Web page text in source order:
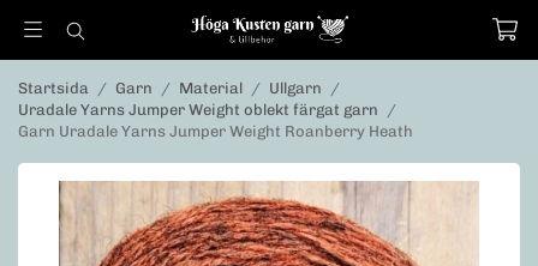
Startsida / Garn / Material / Ullgarn /
Uradale Yarns Jumper Weight oblekt färgat garn /
Garn Uradale Yarns Jumper Weight Roanberry Heath